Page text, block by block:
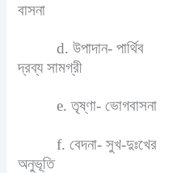
বাসনা
d. উপাদান- পার্থিব
দ্রব্য সামগ্রী
e. তৃষ্ণা- ভোগবাসনা
f. বেদনা- সুখ-দুঃখের
অনুভূতি